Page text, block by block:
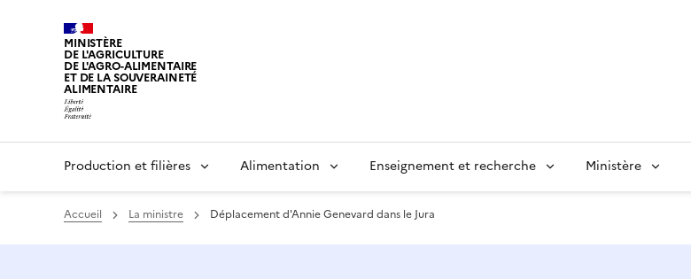
MINISTÈRE
DE L'AGRICULTURE
DE L'AGRO-ALIMENTAIRE
ET DE LA SOUVERAINETÉ
ALIMENTAIRE
Production et filières Alimentation Enseignement et recherche Ministère
Accueil La ministre Déplacement d'Annie Genevard dans le Jura